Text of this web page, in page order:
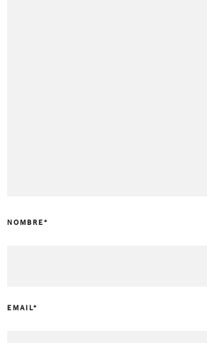
NOMBRE *
EMAIL*